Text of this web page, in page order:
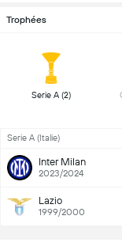
Trophées
Serie A (2)
Serie A (Italie)
Inter Milan
2023/2024
Lazio
1999/2000